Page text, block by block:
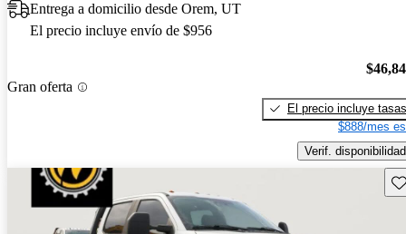
Entrega a domicilio desde Orem, UT
El precio incluye envío de $956
Gran oferta
El precio incluye tasas
$888/mes
Verif. disponibilidad